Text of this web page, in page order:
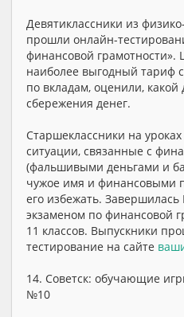
Девятиклассники из
прошли онлайн-
финансовой
наиболее выгодный тариф
по вкладам, оценили, какой
сбережения денег.
Старшеклассники на
ситуации, связанные с
(фальшивыми деньгами и
чужое имя и финансовыми
его избежать.
экзаменом по финансовой
11 классов. Выпускники
тестирование на сайте
14. Советск: обучающие
№10